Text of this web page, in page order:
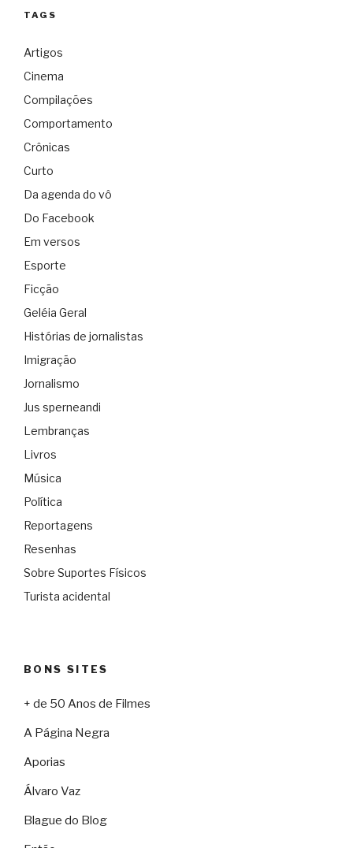
TAGS
Artigos
Cinema
Compilações
Comportamento
Crônicas
Curto
Da agenda do vô
Do Facebook
Em versos
Esporte
Ficção
Geléia Geral
Histórias de jornalistas
Imigração
Jornalismo
Jus sperneandi
Lembranças
Livros
Música
Política
Reportagens
Resenhas
Sobre Suportes Físicos
Turista acidental
BONS SITES
+ de 50 Anos de Filmes
A Página Negra
Aporias
Álvaro Vaz
Blague do Blog